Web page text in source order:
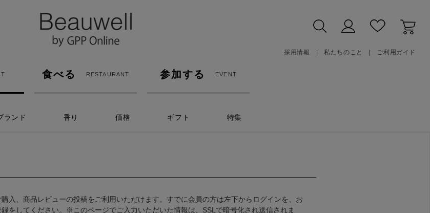
採用情報 私たちのこと ご利用ガイド
食べる RESTAURANT 参加する EVENT
ランド 香り 価格 ギフト 特集
入、商品レビューの投稿をご利用いただけます。すでに会員の方は左下からログインを、お
をしてください。※このページでご入力いただいた情報は、SSLで暗号化され送信されま